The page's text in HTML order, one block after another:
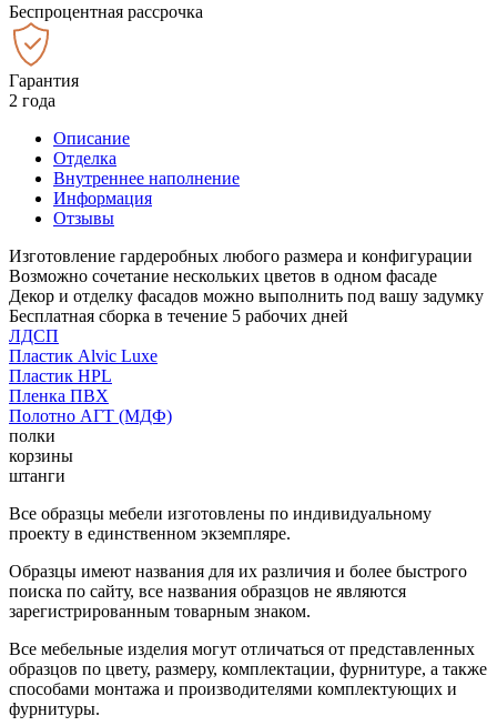
Беспроцентная рассрочка
Гарантия
2 года
Описание
Отделка
Внутреннее наполнение
Информация
Отзывы
Изготовление гардеробных любого размера и конфигурации
Возможно сочетание нескольких цветов в одном фасаде
Декор и отделку фасадов можно выполнить под вашу задумку
Бесплатная сборка в течение 5 рабочих дней
ЛДСП
Пластик Alvic Luxe
Пластик HPL
Пленка ПВХ
Полотно АГТ (МДФ)
полки
корзины
штанги
Все образцы мебели изготовлены по индивидуальному
проекту в единственном экземпляре.
Образцы имеют названия для их различия и более быстрого
поиска по сайту, все названия образцов не являются
зарегистрированным товарным знаком.
Все мебельные изделия могут отличаться от представленных
образцов по цвету, размеру, комплектации, фурнитуре, а также
способами монтажа и производителями комплектующих и
фурнитуры.